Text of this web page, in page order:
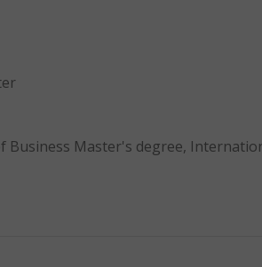
Business Master's degree,